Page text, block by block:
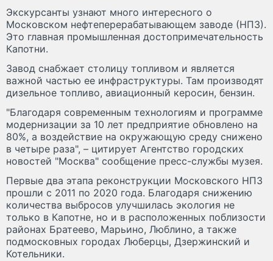
Экскурсанты узнают много интересного о
Московском нефтеперерабатывающем заводе (НПЗ).
Это главная промышленная достопримечательность
Капотни.
Завод снабжает столицу топливом и является
важной частью ее инфраструктуры. Там производят
дизельное топливо, авиационный керосин, бензин.
"Благодаря современным технологиям и программе
модернизации за 10 лет предприятие обновлено на
80%, а воздействие на окружающую среду снижено
в четыре раза", – цитирует Агентство городских
новостей "Москва" сообщение пресс-службы музея.
Первые два этапа реконструкции Московского НПЗ
прошли с 2011 по 2020 года. Благодаря снижению
количества выбросов улучшилась экология не
только в Капотне, но и в расположенных поблизости
районах Братеево, Марьино, Люблино, а также
подмосковных городах Люберцы, Дзержинский и
Котельники.